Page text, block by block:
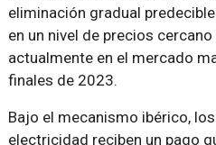
eliminación gradual
en un nivel de precios
actualmente en el mercado
finales de 2023.
Bajo el mecanismo ibérico,
electricidad reciben un pago